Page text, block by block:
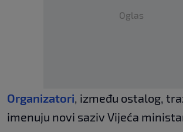
Oglas
Organizatori, između ostalog,
imenuju novi saziv Vijeća